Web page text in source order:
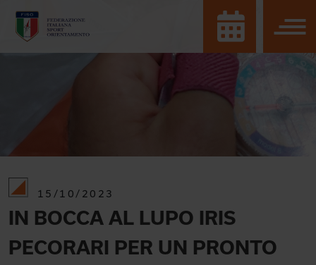
15/10/2023
IN BOCCA AL LUPO IRIS
PECORARI PER UN PRONTO